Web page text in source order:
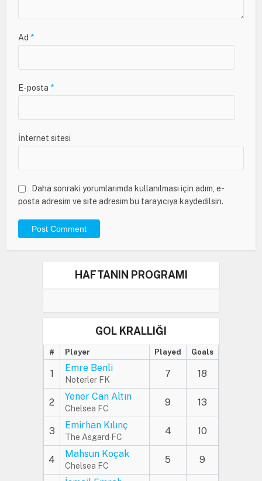
Ad *
E-posta *
İnternet sitesi
Daha sonraki yorumlarımda kullanılması için adım, e-
posta adresim ve site adresim bu tarayıcıya kaydedilsin.
HAFTANIN PROGRAMI
GOL KRALLIĞI
# Player Played Goals
1
Emre Benli
Noterler FK
7 18
2
Yener Can Altın
Chelsea FC
9 13
3
Emirhan Kılınç
The Asgard FC
4 10
4
Mahsun Koçak
Chelsea FC
5 9